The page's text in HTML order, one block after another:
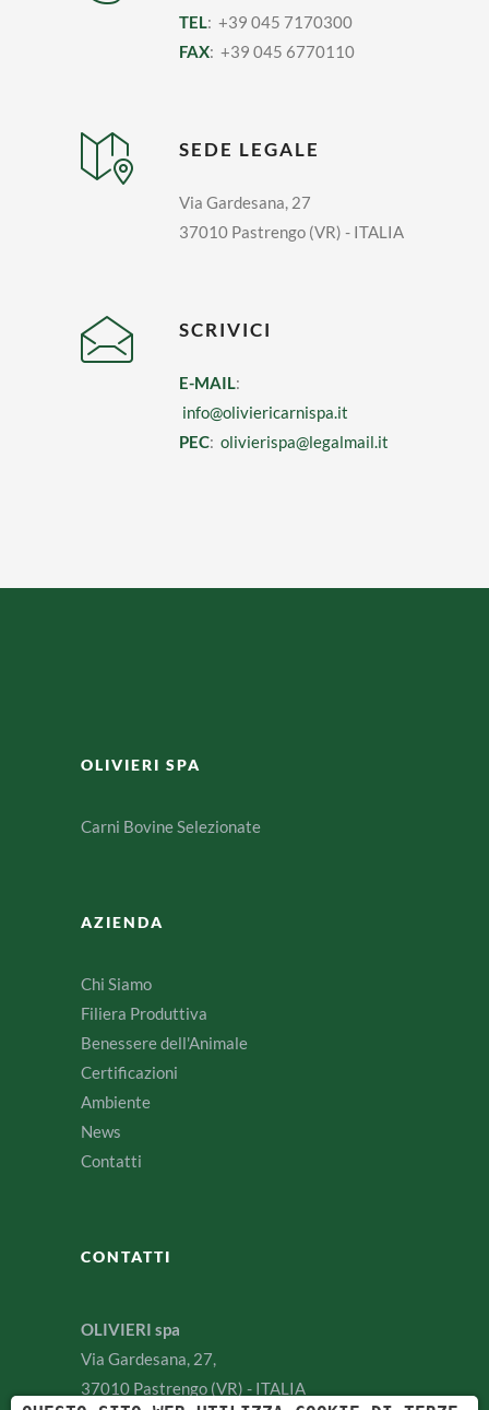
TEL: +39 045 7170300
FAX: +39 045 6770110
SEDE LEGALE
Via Gardesana, 27
37010 Pastrengo (VR) - ITALIA
SCRIVICI
E-MAIL:
info@oliviericarnispa.it
PEC: olivierispa@legalmail.it
OLIVIERI SPA
Carni Bovine Selezionate
AZIENDA
Chi Siamo
Filiera Produttiva
Benessere dell'Animale
Certificazioni
Ambiente
News
Contatti
CONTATTI
OLIVIERI spa
Via Gardesana, 27,
37010 Pastrengo (VR) - ITALIA